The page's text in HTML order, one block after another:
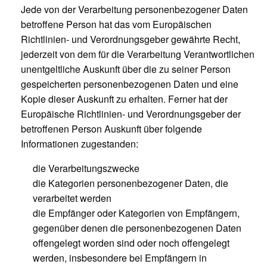
Jede von der Verarbeitung personenbezogener Daten
betroffene Person hat das vom Europäischen
Richtlinien- und Verordnungsgeber gewährte Recht,
jederzeit von dem für die Verarbeitung Verantwortlichen
unentgeltliche Auskunft über die zu seiner Person
gespeicherten personenbezogenen Daten und eine
Kopie dieser Auskunft zu erhalten. Ferner hat der
Europäische Richtlinien- und Verordnungsgeber der
betroffenen Person Auskunft über folgende
Informationen zugestanden:
die Verarbeitungszwecke
die Kategorien personenbezogener Daten, die
verarbeitet werden
die Empfänger oder Kategorien von Empfängern,
gegenüber denen die personenbezogenen Daten
offengelegt worden sind oder noch offengelegt
werden, insbesondere bei Empfängern in